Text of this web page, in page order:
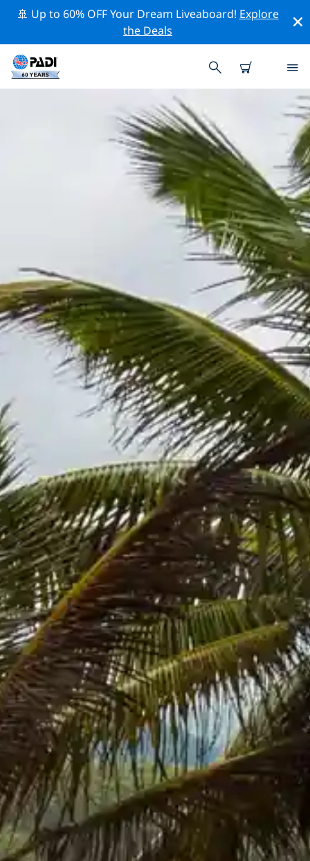
🚢 Up to 60% OFF Your Dream Liveaboard! Explore
the Deals